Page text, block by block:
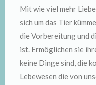
Mit wie viel mehr
sich um das Tier
die Vorbereitung und
ist. Ermöglichen sie
keine Dinge sind, die
Lebewesen die von